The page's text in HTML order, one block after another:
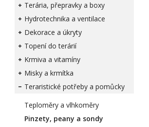
Terária, přepravky a boxy
Hydrotechnika a ventilace
Dekorace a úkryty
Topení do terárií
Krmiva a vitamíny
Misky a krmítka
Teraristické potřeby a pomůcky
Teploměry a vlhkoměry
Pinzety, peany a sondy